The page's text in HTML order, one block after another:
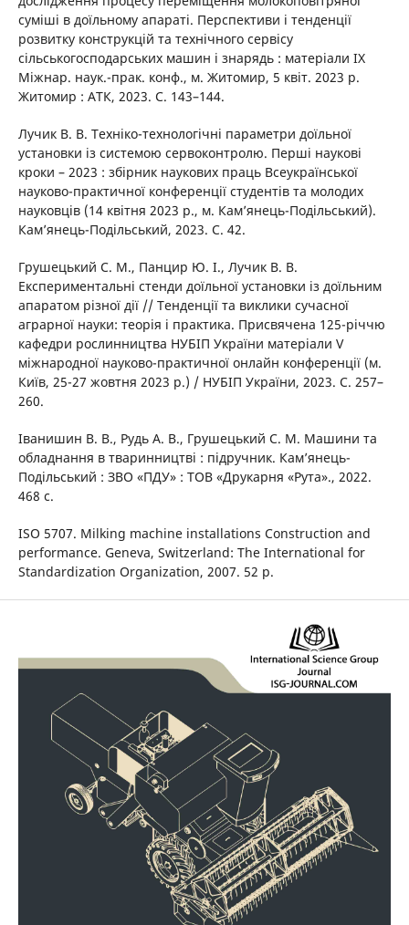
суміші в доїльному апараті. Перспективи і тенденції
розвитку конструкцій та технічного сервісу
сільськогосподарських машин і знарядь : матеріали IX
Міжнар. наук.-прак. конф., м. Житомир, 5 квіт. 2023 р.
Житомир : АТК, 2023. С. 143–144.
Лучик В. В. Техніко-технологічні параметри доїльної
установки із системою сервоконтролю. Перші наукові
кроки – 2023 : збірник наукових праць Всеукраїнської
науково-практичної конференції студентів та молодих
науковців (14 квітня 2023 р., м. Кам’янець-Подільський).
Кам’янець-Подільський, 2023. С. 42.
Грушецький С. М., Панцир Ю. І., Лучик В. В.
Експериментальні стенди доїльної установки із доїльним
апаратом різної дії // Тенденції та виклики сучасної
аграрної науки: теорія і практика. Присвячена 125-річчю
кафедри рослинництва НУБІП України матеріали V
міжнародної науково-практичної онлайн конференції (м.
Київ, 25-27 жовтня 2023 р.) / НУБІП України, 2023. С. 257–
260.
Іванишин В. В., Рудь А. В., Грушецький С. М. Машини та
обладнання в тваринництві : підручник. Камʼянець-
Подільський : ЗВО «ПДУ» : ТОВ «Друкарня «Рута»., 2022.
468 с.
ISO 5707. Milking machine installations Construction and
performance. Geneva, Switzerland: The International for
Standardization Organization, 2007. 52 p.